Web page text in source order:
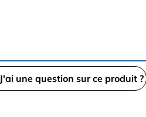
J'ai une question sur ce produit ?